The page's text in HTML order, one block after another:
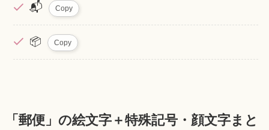
📬 Copy
📦 Copy
「郵便」の絵文字＋特殊記号・顔文字まと